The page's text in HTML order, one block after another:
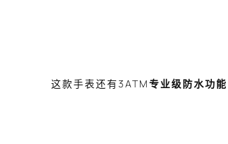
这款手表还有3ATM专业级防水功能